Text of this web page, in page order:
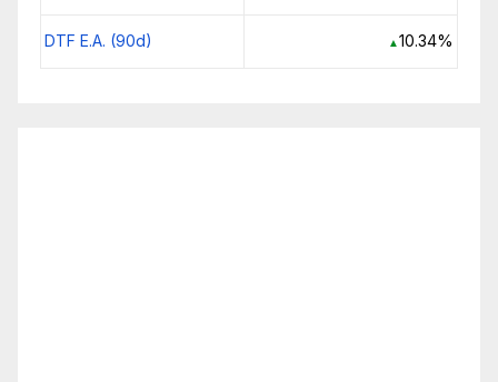
DTF E.A. (90d) ▲10.34%